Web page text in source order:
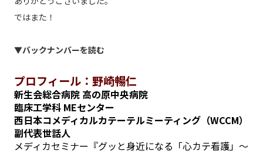
ではまた！
▼バックナンバーを読む
プロフィール：野崎暢仁
新生会総合病院 高の原中央病院
臨床工学科 MEセンター
西日本コメディカルカテーテルミーティング（WCCM）
副代表世話人
メディカセミナー『グッと身近になる「心カテ看護」～